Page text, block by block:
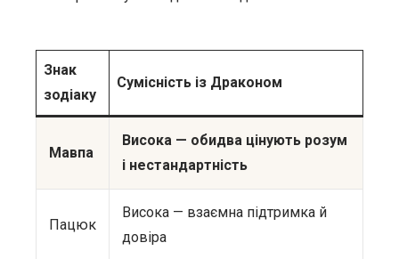
Знак
зодіаку
Сумісність із Драконом
Мавпа
Висока — обидва цінують розум
і нестандартність
Пацюк
Висока — взаємна підтримка й
довіра